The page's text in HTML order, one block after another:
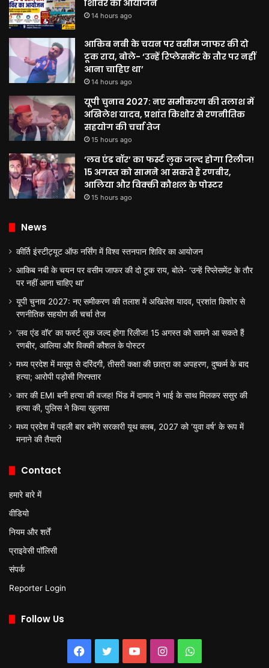
शिविर का आयोजन
14 hours ago
आकिब नबी के चयन पर वसीम जाफर की दो
टूक राय, बोले- ‘उन्हें रिप्लेसमेंट के तौर पर नहीं
आना चाहिए था’
14 hours ago
यूपी चुनाव 2027: नए समीकरण की तलाश में
अखिलेश यादव, प्रशांत किशोर से रणनीतिक
सहयोग की चर्चा तेज
15 hours ago
‘लव एंड वॉर’ का फर्स्ट लुक जल्द होगा रिलीज!
15 अगस्त को सामने आ सकते हैं रणबीर,
आलिया और विक्की कौशल के पोस्टर
15 hours ago
News
कीर्ति इंस्टीट्यूट ऑफ नर्सिंग में विश्व स्तनपान शिविर का आयोजन
आकिब नबी के चयन पर वसीम जाफर की दो टूक राय, बोले- ‘उन्हें रिप्लेसमेंट के तौर
पर नहीं आना चाहिए था’
यूपी चुनाव 2027: नए समीकरण की तलाश में अखिलेश यादव, प्रशांत किशोर से
रणनीतिक सहयोग की चर्चा तेज
‘लव एंड वॉर’ का फर्स्ट लुक जल्द होगा रिलीज! 15 अगस्त को सामने आ सकते हैं
रणबीर, आलिया और विक्की कौशल के पोस्टर
मध्य प्रदेश में मासूम से दरिंदगी, तीसरी कक्षा की छात्रा का अपहरण, दुष्कर्म के बाद
हत्या; आरोपी पड़ोसी गिरफ्तार
कार की EMI बनी हत्या की वजह! भिंड में दामाद ने भाई के साथ मिलकर ससुर की
हत्या की, पुलिस ने किया खुलासा
मध्य प्रदेश में पहली बार बनेंगे सरकारी यूथ क्लब, 2027 को ‘युवा वर्ष’ के रूप में
मनाने की तैयारी
Contact
हमारे बारे में
वीडियो
नियम और शर्तें
प्राइवेसी पॉलिसी
संपर्क
Reporter Login
Follow Us
Facebook
TwitterYouTubeInstagramWhatsApp